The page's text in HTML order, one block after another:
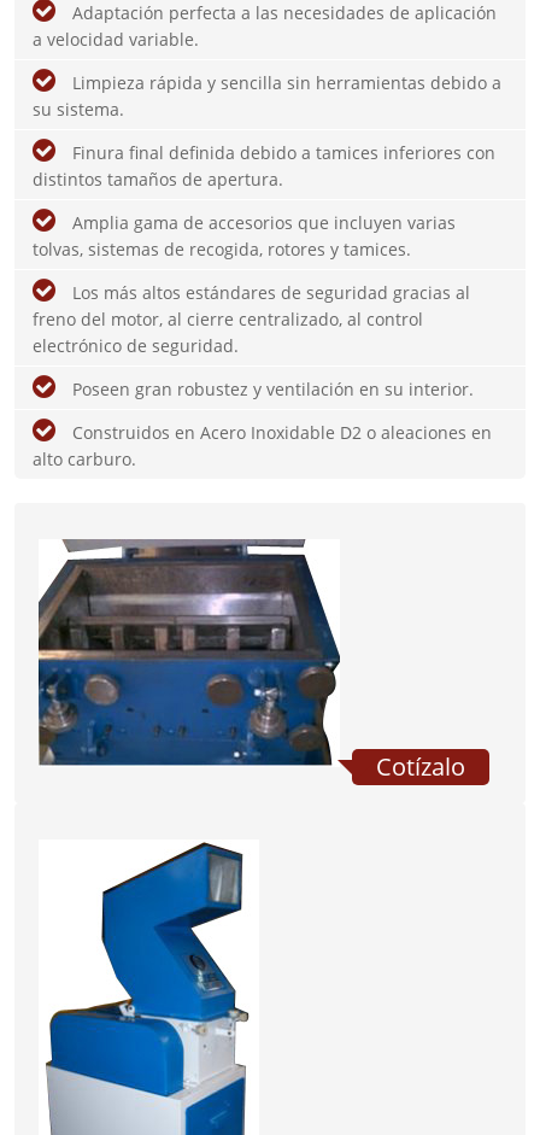
Adaptación perfecta a las necesidades de aplicación
a velocidad variable.
Limpieza rápida y sencilla sin herramientas debido a
su sistema.
Finura final definida debido a tamices inferiores con
distintos tamaños de apertura.
Amplia gama de accesorios que incluyen varias
tolvas, sistemas de recogida, rotores y tamices.
Los más altos estándares de seguridad gracias al
freno del motor, al cierre centralizado, al control
electrónico de seguridad.
Poseen gran robustez y ventilación en su interior.
Construidos en Acero Inoxidable D2 o aleaciones en
alto carburo.
Cotízalo